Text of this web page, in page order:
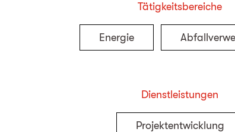
Tätigkeitsbereiche
Energie
Dienstleistungen
Projektentwicklung